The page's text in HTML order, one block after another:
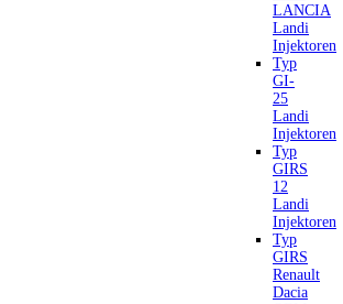
LANCIA
Landi
Injektoren
Typ
GI-
25
Landi
Injektoren
Typ
GIRS
12
Landi
Injektoren
Typ
GIRS
Renault
Dacia